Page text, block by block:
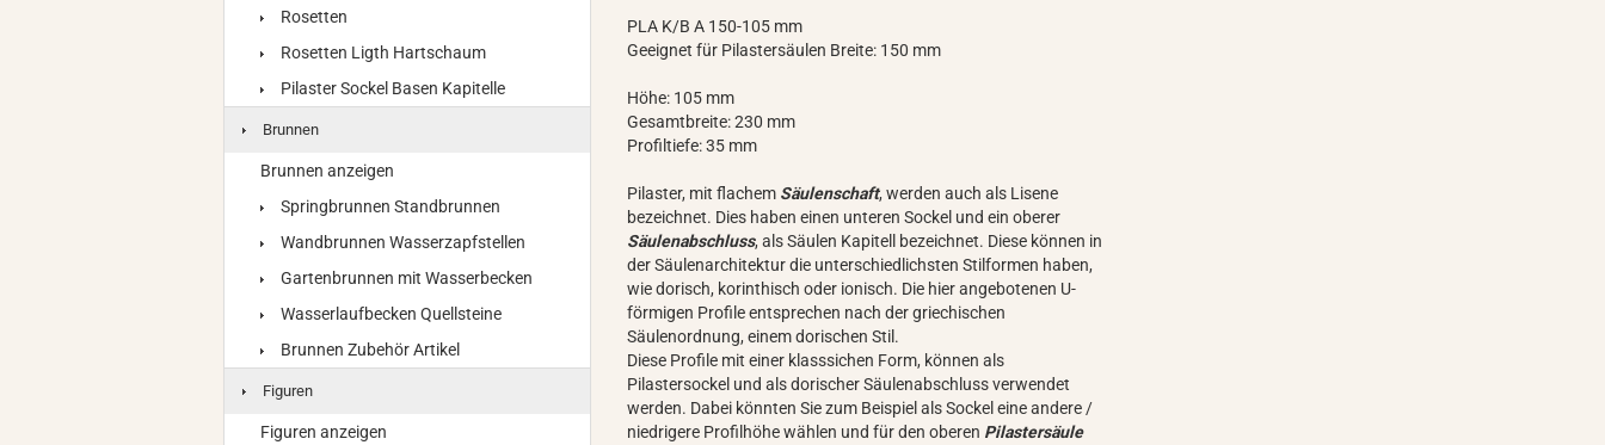
PLA K/B A 150-105 mm
Geeignet für Pilastersäulen Breite: 150 mm
Höhe: 105 mm
Gesamtbreite: 230 mm
Profiltiefe: 35 mm
Pilaster, mit flachem Säulenschaft, werden auch als Lisene
bezeichnet. Dies haben einen unteren Sockel und ein oberer
Säulenabschluss, als Säulen Kapitell bezeichnet. Diese können in
der Säulenarchitektur die unterschiedlichsten Stilformen haben,
wie dorisch, korinthisch oder ionisch. Die hier angebotenen U-
förmigen Profile entsprechen nach der griechischen
Säulenordnung, einem dorischen Stil.
Diese Profile mit einer klasssichen Form, können als
Pilastersockel und als dorischer Säulenabschluss verwendet
werden. Dabei könnten Sie zum Beispiel als Sockel eine andere /
niedrigere Profilhöhe wählen und für den oberen Pilastersäule
Rosetten
Rosetten Ligth Hartschaum
Pilaster Sockel Basen Kapitelle
Brunnen
Brunnen anzeigen
Springbrunnen Standbrunnen
Wandbrunnen Wasserzapfstellen
Gartenbrunnen mit Wasserbecken
Wasserlaufbecken Quellsteine
Brunnen Zubehör Artikel
Figuren
Figuren anzeigen